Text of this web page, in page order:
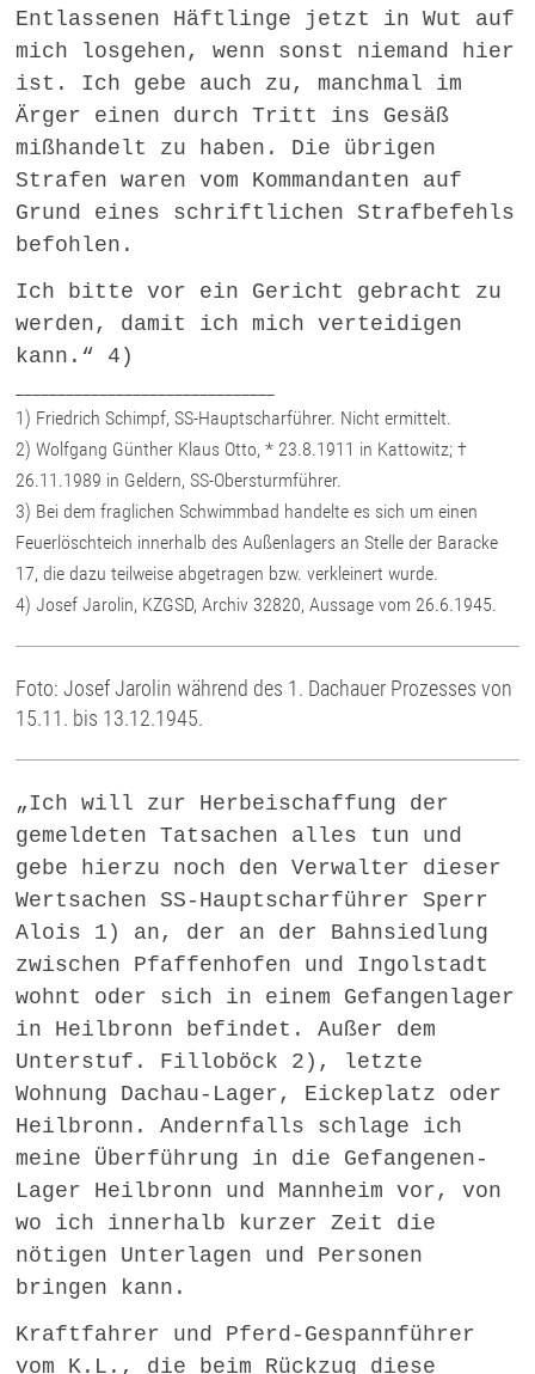
Entlassenen Häftlinge jetzt in Wut auf
mich losgehen, wenn sonst niemand hier
ist. Ich gebe auch zu, manchmal im
Ärger einen durch Tritt ins Gesäß
mißhandelt zu haben. Die übrigen
Strafen waren vom Kommandanten auf
Grund eines schriftlichen Strafbefehls
befohlen.
Ich bitte vor ein Gericht gebracht zu
werden, damit ich mich verteidigen
kann.“ 4)
1) Friedrich Schimpf, SS-Hauptscharführer. Nicht ermittelt.
2) Wolfgang Günther Klaus Otto, * 23.8.1911 in Kattowitz; †
26.11.1989 in Geldern, SS-Obersturmführer.
3) Bei dem fraglichen Schwimmbad handelte es sich um einen
Feuerlöschteich innerhalb des Außenlagers an Stelle der Baracke
17, die dazu teilweise abgetragen bzw. verkleinert wurde.
4) Josef Jarolin, KZGSD, Archiv 32820, Aussage vom 26.6.1945.
Foto: Josef Jarolin während des 1. Dachauer Prozesses von
15.11. bis 13.12.1945.
„Ich will zur Herbeischaffung der
gemeldeten Tatsachen alles tun und
gebe hierzu noch den Verwalter dieser
Wertsachen SS-Hauptscharführer Sperr
Alois 1) an, der an der Bahnsiedlung
zwischen Pfaffenhofen und Ingolstadt
wohnt oder sich in einem Gefangenlager
in Heilbronn befindet. Außer dem
Unterstuf. Filloböck 2), letzte
Wohnung Dachau-Lager, Eickeplatz oder
Heilbronn. Andernfalls schlage ich
meine Überführung in die Gefangenen-
Lager Heilbronn und Mannheim vor, von
wo ich innerhalb kurzer Zeit die
nötigen Unterlagen und Personen
bringen kann.
Kraftfahrer und Pferd-Gespannführer
vom K.L., die beim Rückzug diese